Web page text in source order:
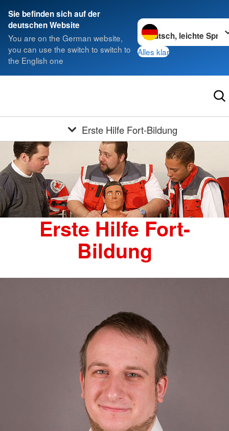
Sie befinden sich auf der
deutschen Website
You are on the German website,
you can use the switch to switch to
the English one
Sprache wechseln zu
Alles klar
Erste Hilfe Fort-Bildung
Erste Hilfe Fort-
Bildung